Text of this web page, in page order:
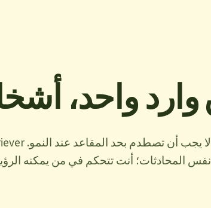
واحد،
المحادثات؛ أنت تتحكم في من يمكنه